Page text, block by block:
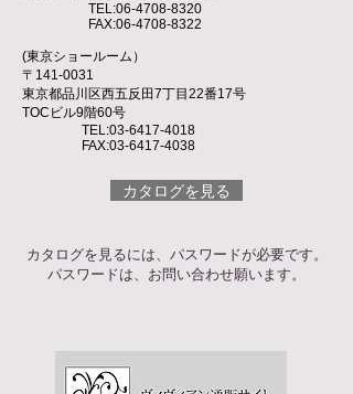
TEL:06-4708-8320
FAX:06-4708-8322
(東京ショールーム）
〒141-0031
東京都品川区西五反田7丁目22番17号
TOCビル9階60号
TEL:03-6417-4018
FAX:03-6417-4038
カタログを見る
カタログを見るには、パスワードが必要です。
パスワードは、お問い合わせ願います。